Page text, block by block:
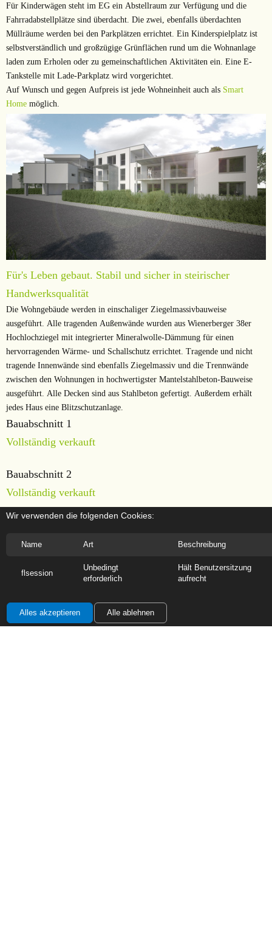
Für Kinderwägen steht im EG ein Abstellraum zur Verfügung und die
Fahrradabstellplätze sind überdacht. Die zwei, ebenfalls überdachten
Müllräume werden bei den Parkplätzen errichtet. Ein Kinderspielplatz ist
selbstverständlich und großzügige Grünflächen rund um die Wohnanlage
laden zum Erholen oder zu gemeinschaftlichen Aktivitäten ein. Eine E-
Tankstelle mit Lade-Parkplatz wird vorgerichtet.
Auf Wunsch und gegen Aufpreis ist jede Wohneinheit auch als Smart
Home möglich.
Für's Leben gebaut. Stabil und sicher in steirischer
Handwerksqualität
Die Wohngebäude werden in einschaliger Ziegelmassivbauweise
ausgeführt. Alle tragenden Außenwände wurden aus Wienerberger 38er
Hochlochziegel mit integrierter Mineralwolle-Dämmung für einen
hervorragenden Wärme- und Schallschutz errichtet. Tragende und nicht
tragende Innenwände sind ebenfalls Ziegelmassiv und die Trennwände
zwischen den Wohnungen in hochwertigster Mantelstahlbeton-Bauweise
ausgeführt. Alle Decken sind aus Stahlbeton gefertigt. Außerdem erhält
jedes Haus eine Blitzschutzanlage.
Bauabschnitt 1
Vollständig verkauft
Bauabschnitt 2
Vollständig verkauft
Bauabschnitt 3
Wir verwenden die folgenden Cookies:
Name Art Beschreibung
flsession
Unbedingt
erforderlich
Hält Benutzersitzung
aufrecht
Alles akzeptieren Alle ablehnen